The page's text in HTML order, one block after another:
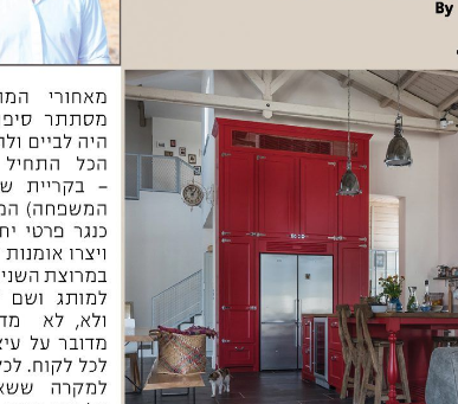
7 בלוק - מגזין סופ"ש
הקהילה, היא סוד ההצלחה של באר
יעקב